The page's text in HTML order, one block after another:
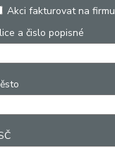
Akci fakturovat na firmu
a čislo popisné